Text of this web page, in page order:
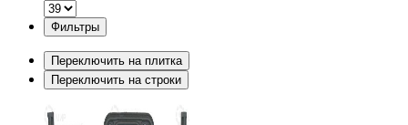
Фильтры
Переключить на плитка
Переключить на строки